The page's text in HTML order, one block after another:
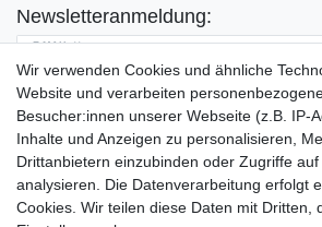
Newsletteranmeldung:
E-MAIL **
Hiermit bestätige ich, dass ich die
Einwilligung kann ich jederzeit widerrufen.**
Abonnieren
** Hierbei
Wir verwenden Cookies und ähnliche
Website und verarbeiten
Besucher:innen unserer Webseite (z.B. IP-
Inhalte und Anzeigen zu personalisieren,
Drittanbietern einzubinden oder Zugriffe
analysieren. Die Datenverarbeitung erfolgt
Cookies. Wir teilen diese Daten mit Dritten,